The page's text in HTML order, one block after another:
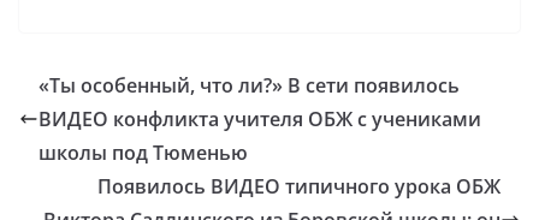
«Ты особенный, что ли?» В сети появилось
ВИДЕО конфликта учителя ОБЖ с учениками
школы под Тюменью
Появилось ВИДЕО типичного урока ОБЖ